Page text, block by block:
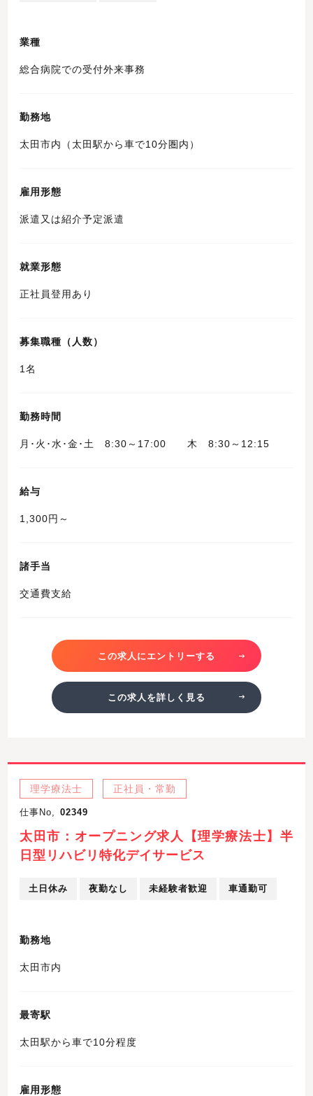
業種
総合病院での受付外来事務
勤務地
太田市内（太田駅から車で10分圏内）
雇用形態
派遣又は紹介予定派遣
就業形態
正社員登用あり
募集職種（人数）
1名
勤務時間
月･火･水･金･土 8:30～17:00 木 8:30～12:15
給与
1,300円～
諸手当
交通費支給
この求人にエントリーする
この求人を詳しく見る
理学療法士 正社員・常勤
仕事No, 02349
太田市：オープニング求人【理学療法士】半
日型リハビリ特化デイサービス
土日休み 夜勤なし 未経験者歓迎 車通勤可
勤務地
太田市内
最寄駅
太田駅から車で10分程度
雇用形態